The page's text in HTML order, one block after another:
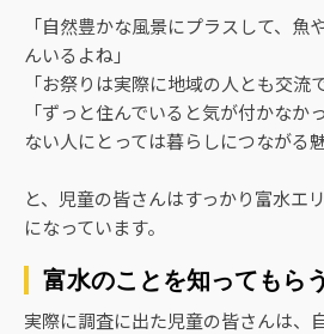
「自然豊かな風景にプラスして、魚
んいるよね」
「お祭りは実際に地域の人とも交流
「ずっと住んでいると気が付かなか
ない人にとっては暮らしにつながる
と、児童の皆さんはすっかり富水エ
になっています。
富水のことを知ってもら
実際に調査に出た児童の皆さんは、